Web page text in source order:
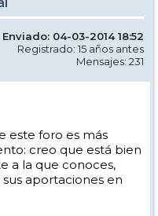
Enviado: 04-03-2014 18:52
Registrado: 15 años antes
Mensajes: 231
este foro es más
creo que está bien
a la que conoces,
aportaciones en